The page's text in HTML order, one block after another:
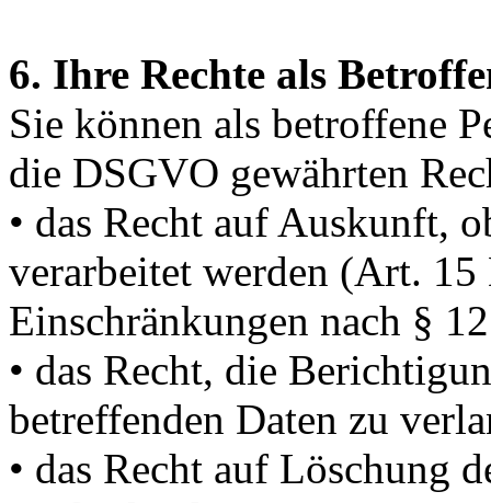
6. Ihre Rechte als
Sie können als betroffene
die DSGVO gewährten
• das Recht auf Auskunft,
verarbeitet werden (Art.
Einschränkungen nach §
• das Recht, die
betreffenden Daten zu
• das Recht auf Löschung